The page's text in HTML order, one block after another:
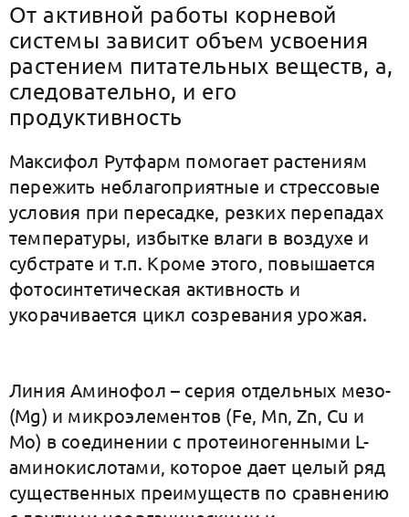
От активной работы корневой
системы зависит объем усвоения
растением питательных веществ, а,
следовательно, и его
продуктивность
Максифол Рутфарм помогает растениям
пережить неблагоприятные и стрессовые
условия при пересадке, резких перепадах
температуры, избытке влаги в воздухе и
субстрате и т.п. Кроме этого, повышается
фотосинтетическая активность и
укорачивается цикл созревания урожая.
Линия Аминофол – серия отдельных мезо-
(Mg) и микроэлементов (Fe, Mn, Zn, Cu и
Mo) в соединении с протеиногенными L-
аминокислотами, которое дает целый ряд
существенных преимуществ по сравнению